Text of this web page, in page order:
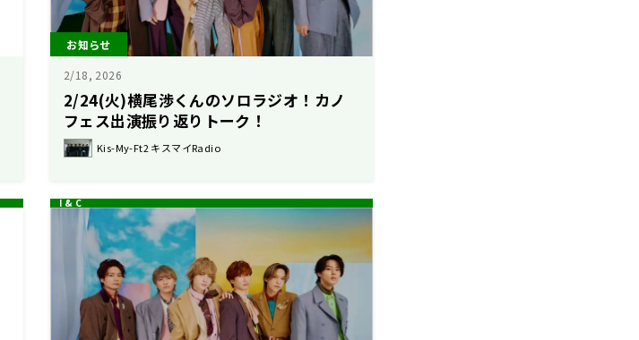
お知らせ
2/18, 2026
2/24(火)横尾渉くんのソロラジオ！カノ
フェス出演振り返りトーク！
Kis-My-Ft2 キスマイRadio